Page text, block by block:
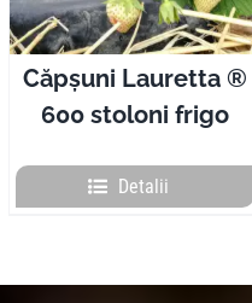
Căpșuni Lauretta ®
600 stoloni frigo
Detalii